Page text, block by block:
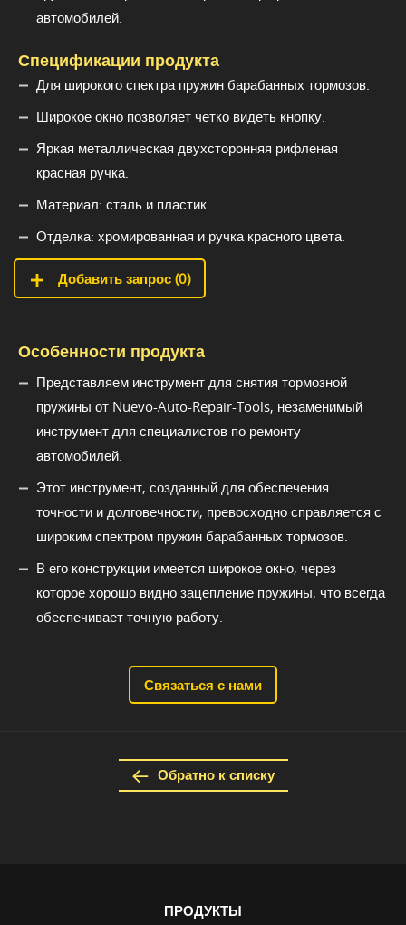
автомобилей.
Спецификации продукта
Для широкого спектра пружин барабанных тормозов.
Широкое окно позволяет четко видеть кнопку.
Яркая металлическая двухсторонняя рифленая
красная ручка.
Материал: сталь и пластик.
Отделка: хромированная и ручка красного цвета.
Добавить запрос (0)
Особенности продукта
Представляем инструмент для снятия тормозной
пружины от Nuevo-Auto-Repair-Tools, незаменимый
инструмент для специалистов по ремонту
автомобилей.
Этот инструмент, созданный для обеспечения
точности и долговечности, превосходно справляется с
широким спектром пружин барабанных тормозов.
В его конструкции имеется широкое окно, через
которое хорошо видно зацепление пружины, что всегда
обеспечивает точную работу.
Связаться с нами
Обратно к списку
ПРОДУКТЫ